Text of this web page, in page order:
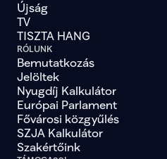
Újság
TV
TISZTA HANG
RÓLUNK
Bemutatkozás
Jelöltek
Nyugdíj Kalkulátor
Európai Parlament
Fővárosi közgyűlés
SZJA Kalkulátor
Szakértőink